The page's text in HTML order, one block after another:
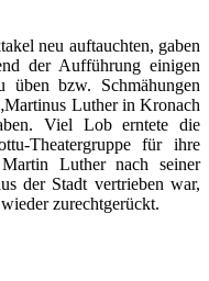
neu auftauchten, gaben
der Aufführung einigen
bzw. Schmähungen
Luther in Kronach
Viel Lob erntete die
Theatergruppe für ihre
Luther nach seiner
der Stadt vertrieben war,
zurechtgerückt.